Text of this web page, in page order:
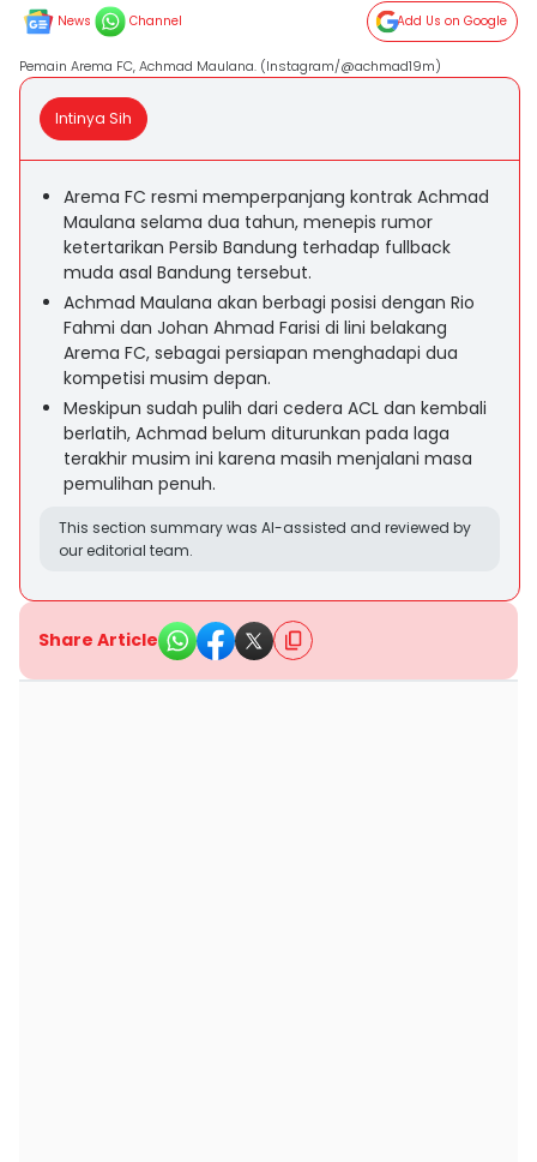
News Channel Add Us on Google
Pemain Arema FC, Achmad Maulana. (Instagram/@achmad19m)
Intinya Sih
Arema FC resmi memperpanjang kontrak Achmad
Maulana selama dua tahun, menepis rumor
ketertarikan Persib Bandung terhadap fullback
muda asal Bandung tersebut.
Achmad Maulana akan berbagi posisi dengan Rio
Fahmi dan Johan Ahmad Farisi di lini belakang
Arema FC, sebagai persiapan menghadapi dua
kompetisi musim depan.
Meskipun sudah pulih dari cedera ACL dan kembali
berlatih, Achmad belum diturunkan pada laga
terakhir musim ini karena masih menjalani masa
pemulihan penuh.
This section summary was AI-assisted and reviewed by
our editorial team.
Share Article